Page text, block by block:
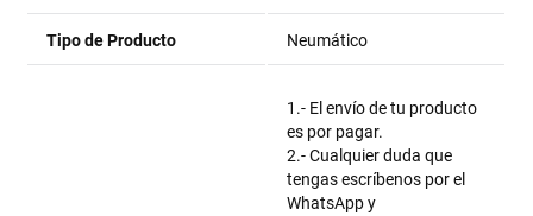
Tipo de Producto Neumático
1.- El envío de tu producto
es por pagar.
2.- Cualquier duda que
tengas escríbenos por el
WhatsApp y